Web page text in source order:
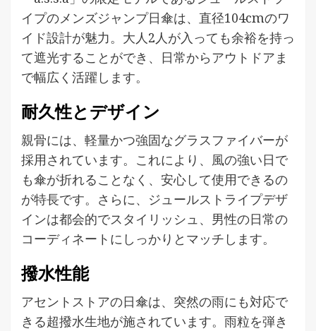
イプのメンズジャンプ日傘は、直径104cmのワ
イド設計が魅力。大人2人が入っても余裕を持っ
て遮光することができ、日常からアウトドアま
で幅広く活躍します。
耐久性とデザイン
親骨には、軽量かつ強固なグラスファイバーが
採用されています。これにより、風の強い日で
も傘が折れることなく、安心して使用できるの
が特長です。さらに、ジュールストライプデザ
インは都会的でスタイリッシュ、男性の日常の
コーディネートにしっかりとマッチします。
撥水性能
アセントストアの日傘は、突然の雨にも対応で
きる超撥水生地が施されています。雨粒を弾き